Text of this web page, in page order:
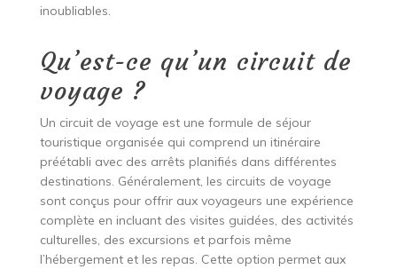
inoubliables.
Qu’est-ce qu’un circuit de
voyage ?
Un circuit de voyage est une formule de séjour
touristique organisée qui comprend un itinéraire
préétabli avec des arrêts planifiés dans différentes
destinations. Généralement, les circuits de voyage
sont conçus pour offrir aux voyageurs une expérience
complète en incluant des visites guidées, des activités
culturelles, des excursions et parfois même
l’hébergement et les repas. Cette option permet aux